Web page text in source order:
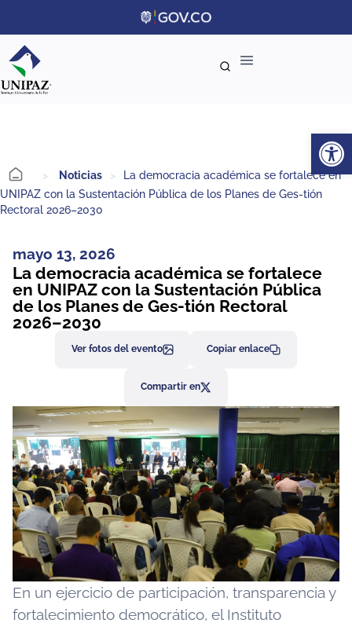
> Noticias >
La democracia académica se fortalece en
UNIPAZ con la Sustentación Pública de los Planes de Ges-tión
Rectoral 2026–2030
mayo 13, 2026
La democracia académica se fortalece
en UNIPAZ con la Sustentación Pública
de los Planes de Ges-tión Rectoral
2026–2030
Ver fotos del evento Copiar enlace
Compartir en
En un ejercicio de participación, transparencia y
fortalecimiento democrático, el Instituto